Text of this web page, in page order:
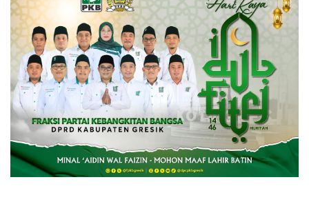
DAERAH
PEMERINTAHAN
OPINI
OLAHRAGA
PENDIDIKAN
HIBURAN
BERITABARU.CO
KABARBARU.CO
SERIKATNEWS.COM
PEWARTANUSANTARA.COM
LANGGAR.CO
JOBNAS.COM
SURAU.CO
REDAKSI
TENTANG
KERJASAMA
PEDOMAN